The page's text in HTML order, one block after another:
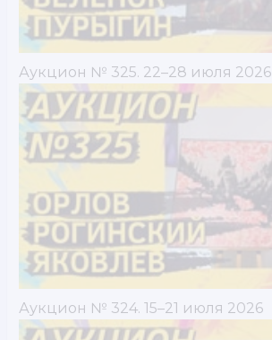
Аукцион № 325. 22–28 июля 2026
Аукцион № 324. 15–21 июля 2026